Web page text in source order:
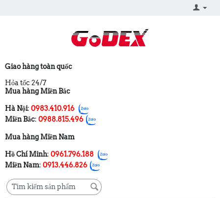
Giao hàng toàn quốc
Hỏa tốc 24/7
Mua hàng Miền Bắc
Hà Nội: 0983.410.916
Miền Bắc: 0988.815.496
Mua hàng Miền Nam
Hồ Chí Minh: 0961.796.188
Miền Nam: 0913.446.826